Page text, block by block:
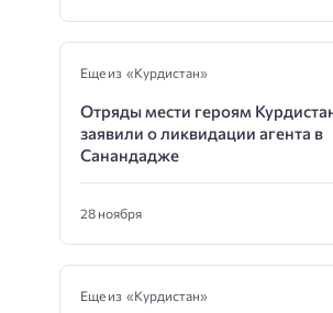
Еще из «Курдистан»
Отряды мести героям
заявили о ликвидации агента в
Санандадже
28 ноября
Еще из «Курдистан»